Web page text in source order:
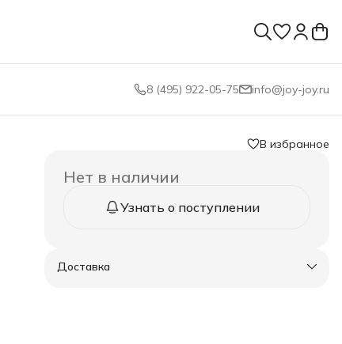
8 (495) 922-05-75 info@joy-joy.ru
В избранное
Нет в наличии
Узнать о поступлении
Доставка